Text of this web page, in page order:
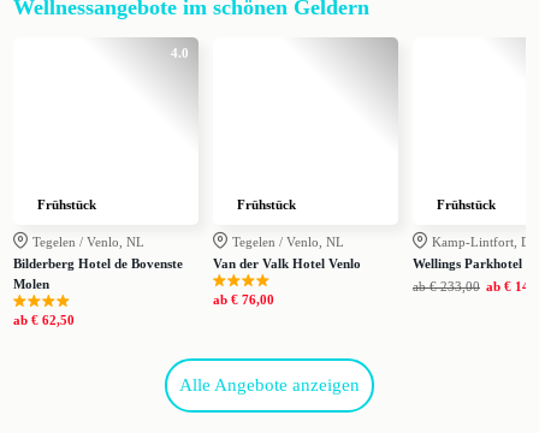
Wellnessangebote im schönen Geldern
4.0
Frühstück
Tegelen / Venlo, NL
Bilderberg Hotel de Bovenste
Molen
ab € 62,50
Frühstück
Tegelen / Venlo, NL
Van der Valk Hotel Venlo
ab € 76,00
Frühstück
Kamp-Lintfort, DE
Wellings Parkhotel
ab € 233,00 ab €
Alle Angebote anzeigen